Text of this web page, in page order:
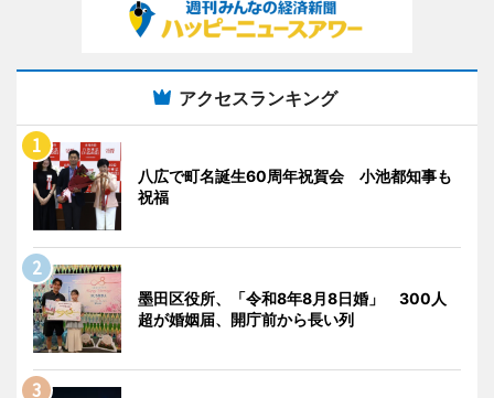
アクセスランキング
八広で町名誕生60周年祝賀会 小池都知事も
祝福
墨田区役所、「令和8年8月8日婚」 300人
超が婚姻届、開庁前から長い列